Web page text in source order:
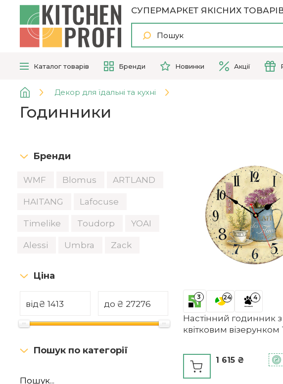
СУПЕРМАРКЕТ ЯКІСНИХ
Каталог товарів Бренди Новинки Акції
Декор для їдальні та кухні
Годинники
Бренди
WMF Blomus ARTLAND
HAITANG Lafocuse
Timelike Toudorp YOAI
Alessi Umbra Zack
Ціна
від₴ до ₴
Пошук по категорії
3 24 4
Настінний годинник
квітковим
1 615 ₴